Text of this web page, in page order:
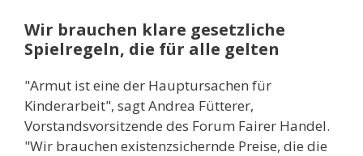
Wir brauchen klare gesetzliche
Spielregeln, die für alle gelten
"Armut ist eine der Hauptursachen für
Kinderarbeit", sagt Andrea Fütterer,
Vorstandsvorsitzende des Forum Fairer Handel.
"Wir brauchen existenzsichernde Preise, die die